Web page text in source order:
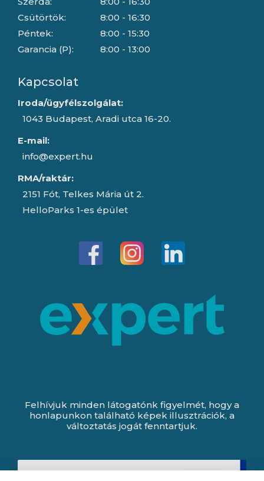
Csütörtök:
Péntek:
Garancia (P):
8:00 - 16:30
8:00 - 15:30
8:00 - 13:00
Kapcsolat
Iroda/ügyfélszolgálat:
1043 Budapest, Aradi utca 16-20.
E-mail:
info@expert.hu
RMA/raktár:
2151 Fót, Telkes Mária út 2.
HelloParks 1-es épület
Felhívjuk minden látogatónk figyelmét, hogy a
honlapunkon található képek illusztrációk, a
változtatás jogát fenntartjuk.